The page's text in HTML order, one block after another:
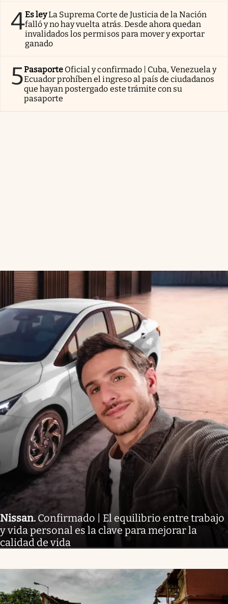
4Es leyLa Suprema Corte de Justicia de la Nación
falló y no hay vuelta atrás. Desde ahora quedan
invalidados los permisos para mover y exportar
ganado
5Pasaporte Oficial y confirmado | Cuba, Venezuela y
Ecuador prohíben el ingreso al país de ciudadanos
que hayan postergado este trámite con su
pasaporte
Nissan. Confirmado | El equilibrio entre trabajo
y vida personal es la clave para mejorar la
calidad de vida